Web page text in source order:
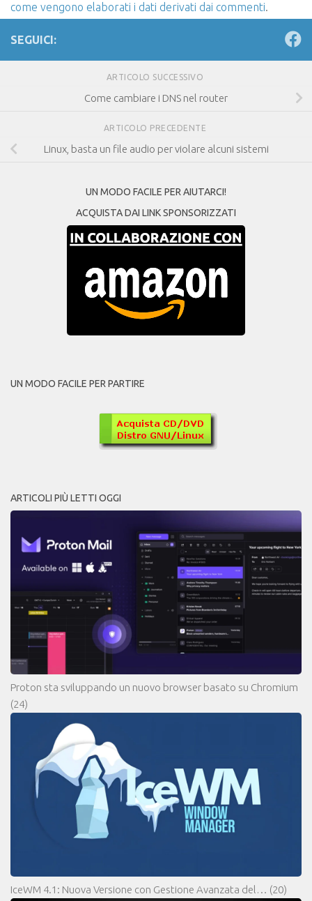
come vengono elaborati i dati derivati dai commenti.
SEGUICI:
ARTICOLO SUCCESSIVO
Come cambiare i DNS nel router
ARTICOLO PRECEDENTE
Linux, basta un file audio per violare alcuni sistemi
UN MODO FACILE PER AIUTARCI!
ACQUISTA DAI LINK SPONSORIZZATI
UN MODO FACILE PER PARTIRE
ARTICOLI PIÙ LETTI OGGI
Proton sta sviluppando un nuovo browser basato su Chromium
(24)
IceWM 4.1: Nuova Versione con Gestione Avanzata del… (20)